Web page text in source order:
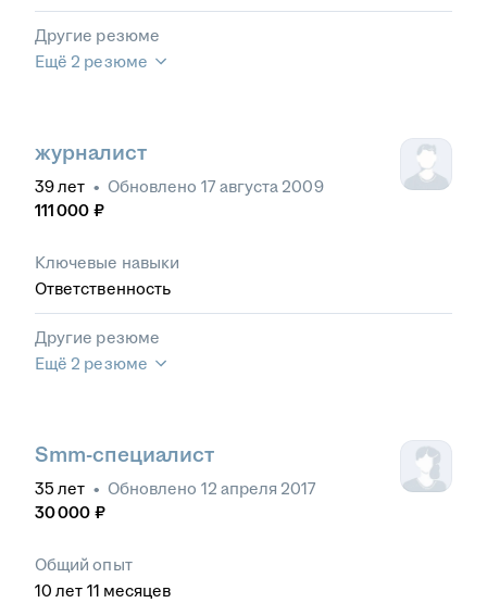
Другие резюме
Ещё 2 резюме
журналист
39лет • Обновлено 17 августа 2009
111 000 ₽
Ключевые навыки
Ответственность
Другие резюме
Ещё 2 резюме
Smm-специалист
35 лет • Обновлено 12 апреля 2017
30 000 ₽
Общий опыт
10 лет 11 месяцев